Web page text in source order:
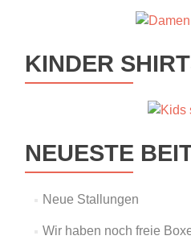
KINDER
NEUESTE
Neue Stallungen
Wir haben noch freie